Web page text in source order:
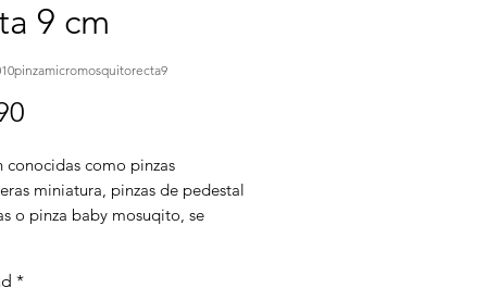
9 cm
conocidas como pinzas
miniatura, pinzas de pedestal
o pinza baby mosuqito, se
*